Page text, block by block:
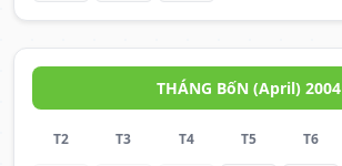
THÁNG BốN (April) 2004
T2 T3 T4 T5 T6